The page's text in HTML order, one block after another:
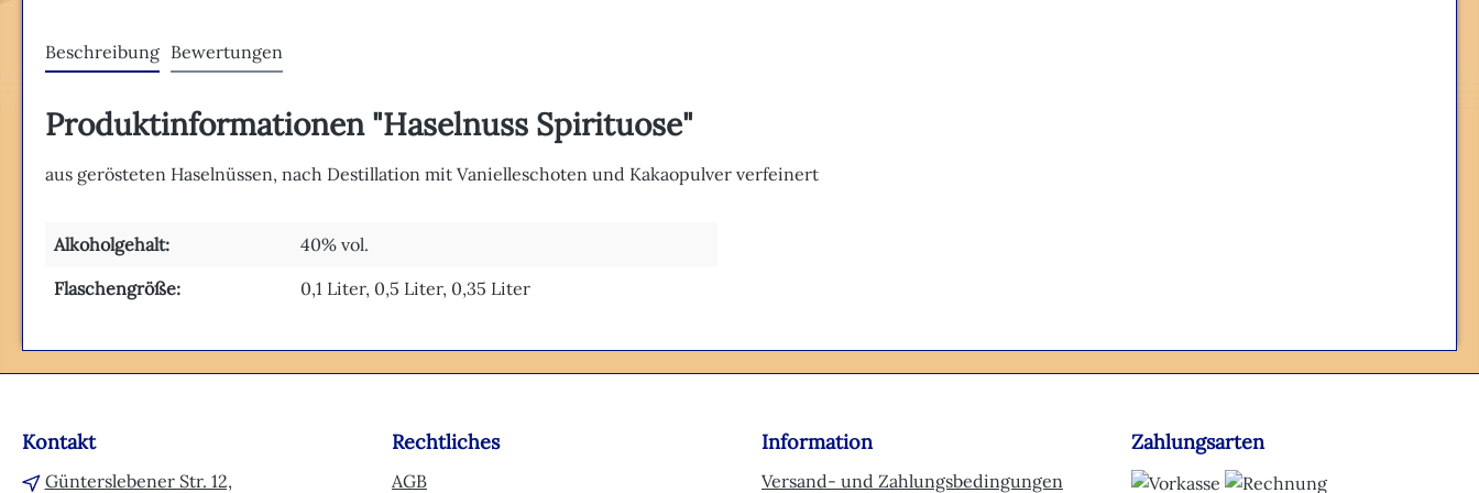
Beschreibung Bewertungen
Produktinformationen "Haselnuss Spirituose"
aus gerösteten Haselnüssen, nach Destillation mit Vanielleschoten und Kakaopulver verfeinert
Alkoholgehalt:
40% vol.
Flaschengröße:
0,1 Liter, 0,5 Liter, 0,35 Liter
Kontakt
Günterslebener Str. 12,
Rechtliches
AGB
Information
Versand- und Zahlungsbedingungen
Zahlungsarten